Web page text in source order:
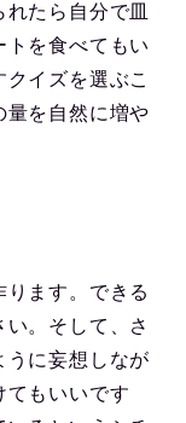
たら自分で皿
を食べてもい
イズを選ぶこ
量を自然に増や
ます。できる
。そして、さ
うに妄想しなが
てもいいです